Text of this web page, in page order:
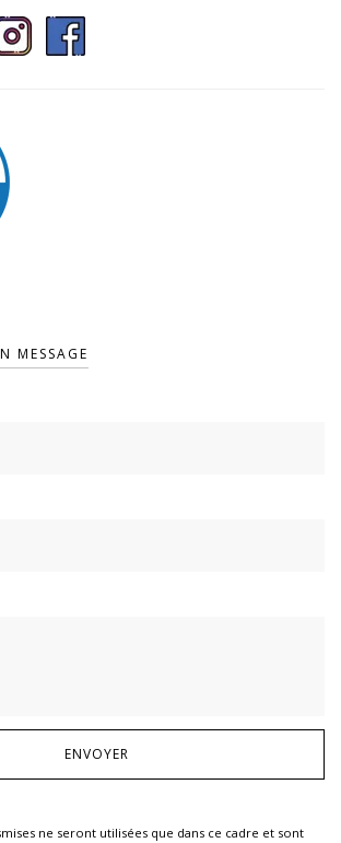
MESSAGE
ne seront utilisées que dans ce cadre et sont